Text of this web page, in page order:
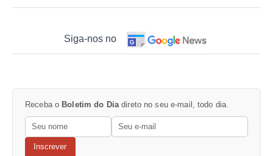
Siga-nos no
Receba o Boletim do Diadireto no seu e-mail, todo dia.
Inscrever